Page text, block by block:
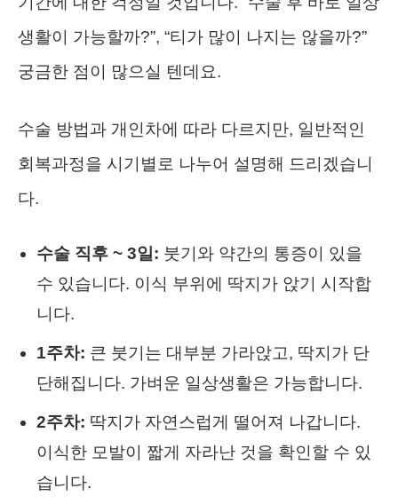
생활이 가능할까?”, “티가 많이 나지는 않을까?”
궁금한 점이 많으실 텐데요.
수술 방법과 개인차에 따라 다르지만, 일반적인
회복과정을 시기별로 나누어 설명해 드리겠습니
다.
수술 직후 ~ 3일: 붓기와 약간의 통증이 있을
수 있습니다. 이식 부위에 딱지가 앉기 시작합
니다.
1주차: 큰 붓기는 대부분 가라앉고, 딱지가 단
단해집니다. 가벼운 일상생활은 가능합니다.
2주차: 딱지가 자연스럽게 떨어져 나갑니다.
이식한 모발이 짧게 자라난 것을 확인할 수 있
습니다.